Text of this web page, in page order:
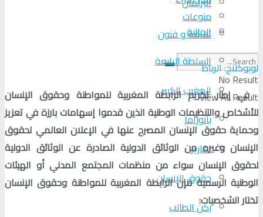
منوعات
ثقافة و فنون
No Result
View All Result
الجالية
السلطة الرابعة
المغرب الكبير
بانوراما
تقارير
حقوق الإنسان
ركن الطالب
لوبوكلاج: الرباط
في إطار تكريم الرابطة المغربية للمواطنة وحقوق الإنسان
للأشخاص والتنظيمات الوطنية الذين قدموا إسهامات بارزة في تعزيز
وحماية حقوق الإنسان المصرح عنها في الإعلان العالمي لحقوق
الإنسان وغيره من الوثائق الدولية الصادرة عن الوثائق الدولية
لحقوق الإنسان سواء من منظمات المجتمع المدني أو الهيئات
الوطنية الرسمية فإن الرابطة المغربية للمواطنة وحقوق الإنسان
تختار الشخصيات: